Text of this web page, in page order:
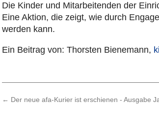
Die Kinder und Mit­ar­bei­ten­den der
Eine Aktion, die zeigt, wie durch
werden kann.
Ein Beitrag von: Thorsten Bie­ne­mann,
← Der neue afa-Kurier ist erschienen - Ausgabe